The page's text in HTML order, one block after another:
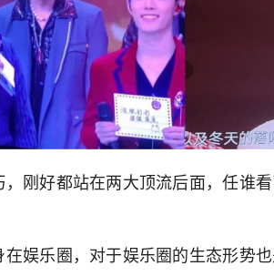
，刚好都站在两大顶流后面，任谁
娱乐圈，对于娱乐圈的生态形势